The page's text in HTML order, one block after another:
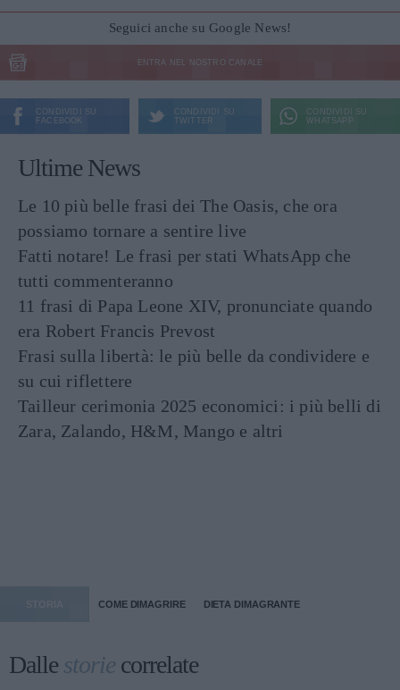
Seguici anche su Google News!
ENTRA NEL NOSTRO CANALE
CONDIVIDI SU
FACEBOOK
CONDIVIDI SU
TWITTER
CONDIVIDI SU
WHATSAPP
Ultime News
Le 10 più belle frasi dei The Oasis, che ora
possiamo tornare a sentire live
Fatti notare! Le frasi per stati WhatsApp che
tutti commenteranno
11 frasi di Papa Leone XIV, pronunciate quando
era Robert Francis Prevost
Frasi sulla libertà: le più belle da condividere e
su cui riflettere
Tailleur cerimonia 2025 economici: i più belli di
Zara, Zalando, H&M, Mango e altri
COME DIMAGRIRE DIETA DIMAGRANTE
Dallestorie correlate